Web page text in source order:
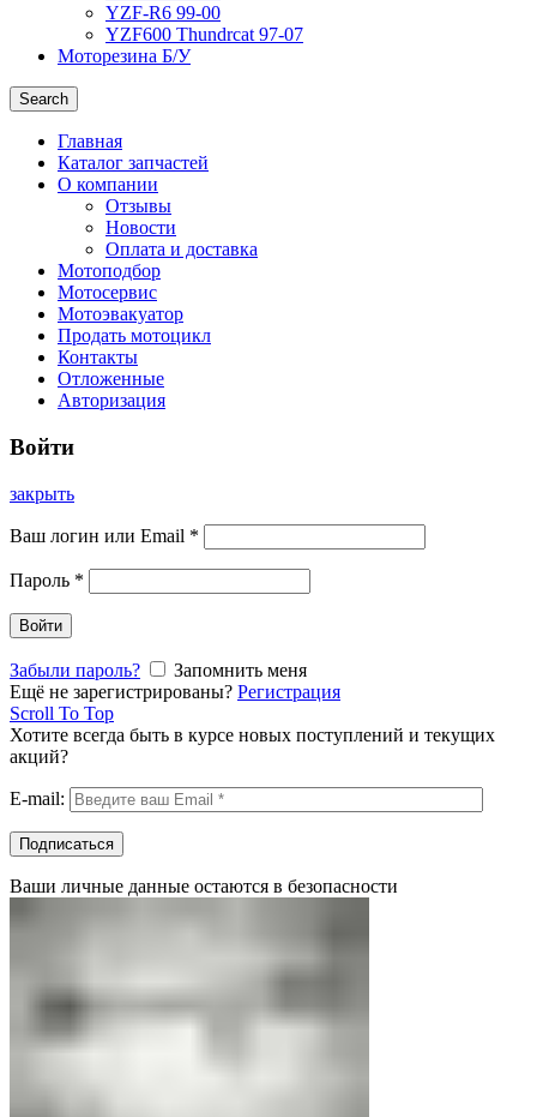
YZF-R6 99-00
YZF600 Thundrcat 97-07
Моторезина Б/У
Search
Главная
Каталог запчастей
О компании
Отзывы
Новости
Оплата и доставка
Мотоподбор
Мотосервис
Мотоэвакуатор
Продать мотоцикл
Контакты
Отложенные
Авторизация
Войти
закрыть
Ваш логин или Email *
Пароль *
Войти
Забыли пароль?
Запомнить меня
Ещё не зарегистрированы? Регистрация
Scroll To Top
Хотите всегда быть в курсе новых поступлений и текущих
акций?
E-mail:
Ваши личные данные остаются в безопасности